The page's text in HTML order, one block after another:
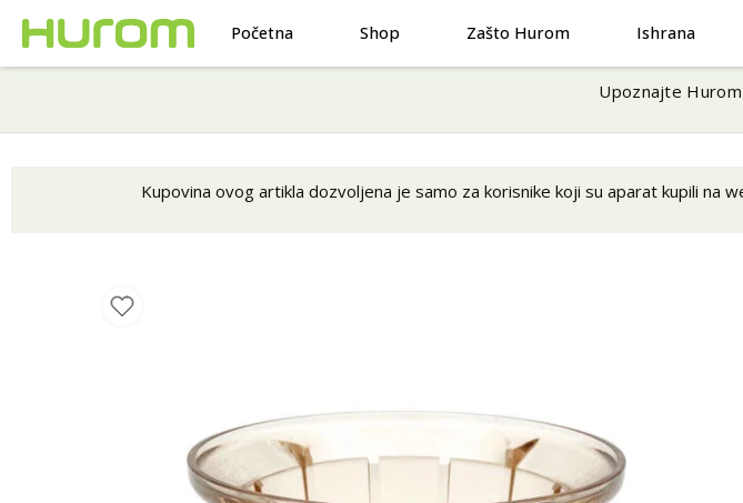
Početna Shop Zašto Hurom Ishrana
Upoznajte
Kupovina ovog artikla dozvoljena je samo za korisnike koji su aparat kupili na